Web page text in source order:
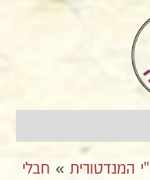
המנדטורית » חבלי